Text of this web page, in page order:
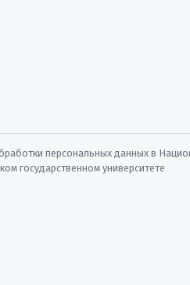
персональных данных в
государственном университете